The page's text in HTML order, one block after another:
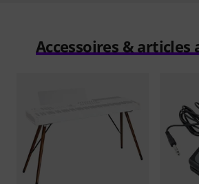
Accessoires & articles